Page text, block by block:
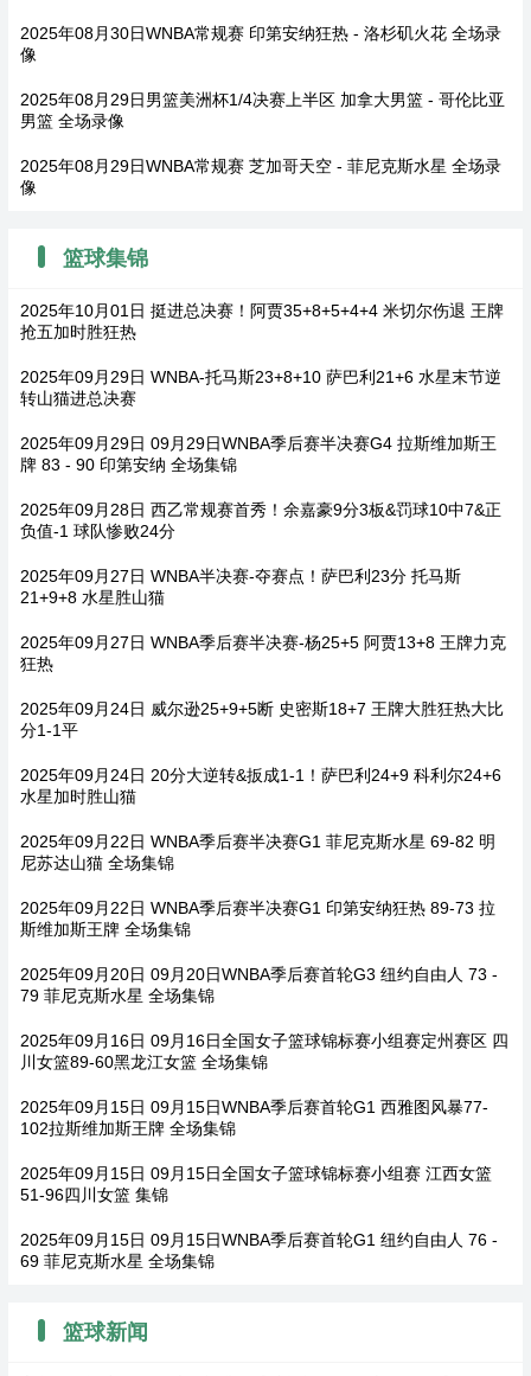
2025年08月30日WNBA常规赛 印第安纳狂热 - 洛杉矶火花 全场录
像
2025年08月29日男篮美洲杯1/4决赛上半区 加拿大男篮 - 哥伦比亚
男篮 全场录像
2025年08月29日WNBA常规赛 芝加哥天空 - 菲尼克斯水星 全场录
像
篮球集锦
2025年10月01日 挺进总决赛！阿贾35+8+5+4+4 米切尔伤退 王牌
抢五加时胜狂热
2025年09月29日 WNBA-托马斯23+8+10 萨巴利21+6 水星末节逆
转山猫进总决赛
2025年09月29日 09月29日WNBA季后赛半决赛G4 拉斯维加斯王
牌 83 - 90 印第安纳 全场集锦
2025年09月28日 西乙常规赛首秀！余嘉豪9分3板&罚球10中7&正
负值-1 球队惨败24分
2025年09月27日 WNBA半决赛-夺赛点！萨巴利23分 托马斯
21+9+8 水星胜山猫
2025年09月27日 WNBA季后赛半决赛-杨25+5 阿贾13+8 王牌力克
狂热
2025年09月24日 威尔逊25+9+5断 史密斯18+7 王牌大胜狂热大比
分1-1平
2025年09月24日 20分大逆转&扳成1-1！萨巴利24+9 科利尔24+6
水星加时胜山猫
2025年09月22日 WNBA季后赛半决赛G1 菲尼克斯水星 69-82 明
尼苏达山猫 全场集锦
2025年09月22日 WNBA季后赛半决赛G1 印第安纳狂热 89-73 拉
斯维加斯王牌 全场集锦
2025年09月20日 09月20日WNBA季后赛首轮G3 纽约自由人 73 -
79 菲尼克斯水星 全场集锦
2025年09月16日 09月16日全国女子篮球锦标赛小组赛定州赛区 四
川女篮89-60黑龙江女篮 全场集锦
2025年09月15日 09月15日WNBA季后赛首轮G1 西雅图风暴77-
102拉斯维加斯王牌 全场集锦
2025年09月15日 09月15日全国女子篮球锦标赛小组赛 江西女篮
51-96四川女篮 集锦
2025年09月15日 09月15日WNBA季后赛首轮G1 纽约自由人 76 -
69 菲尼克斯水星 全场集锦
篮球新闻